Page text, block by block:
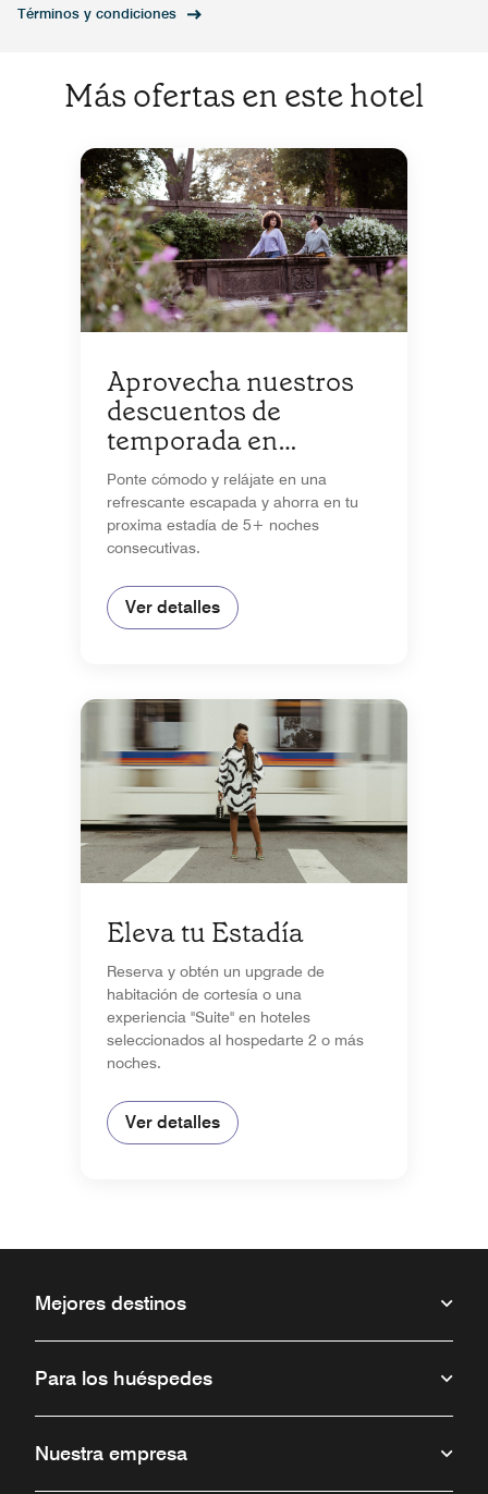
Términos y condiciones
Más ofertas en este hotel
Aprovecha nuestros
descuentos de
temporada en
estadías de 5+ noches
Ponte cómodo y relájate en una
refrescante escapada y ahorra en tu
proxima estadía de 5+ noches
consecutivas.
Ver detalles
Eleva tu Estadía
Reserva y obtén un upgrade de
habitación de cortesía o una
experiencia "Suite" en hoteles
seleccionados al hospedarte 2 o más
noches.
Ver detalles
Mejores destinos
Para los huéspedes
Nuestra empresa